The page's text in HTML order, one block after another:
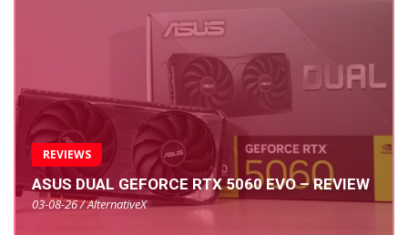
REVIEWS
ASUS DUAL GEFORCE RTX 5060 EVO – REVIEW
03-08-26 / AlternativeX